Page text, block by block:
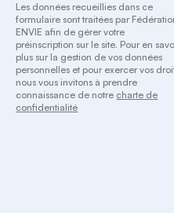
Les données recueillies dans ce
formulaire sont traitées par
ENVIE afin de gérer votre
préinscription sur le site. Pour en
plus sur la gestion de vos données
personnelles et pour exercer vos
nous vous invitons à prendre
connaissance de notre charte de
confidentialité